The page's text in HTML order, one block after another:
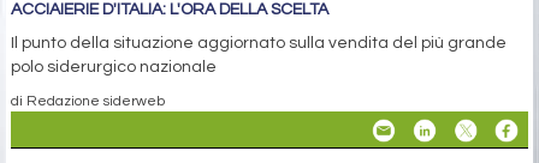
ACCIAIERIE D'ITALIA: L'ORA DELLA SCELTA
Il punto della situazione aggiornato sulla vendita del più grande
polo siderurgico nazionale
di Redazione siderweb